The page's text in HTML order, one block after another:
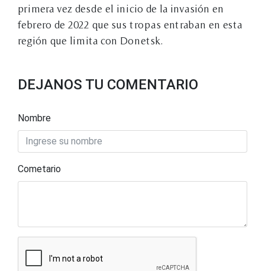
primera vez desde el inicio de la invasión en
febrero de 2022 que sus tropas entraban en esta
región que limita con Donetsk.
DEJANOS TU COMENTARIO
Nombre
Cometario